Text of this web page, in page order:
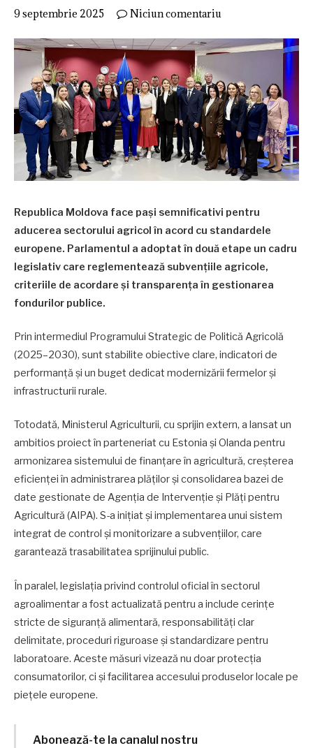
9 septembrie 2025 Niciun comentariu
Republica Moldova face pași semnificativi pentru
aducerea sectorului agricol în acord cu standardele
europene. Parlamentul a adoptat în două etape un cadru
legislativ care reglementează subvențiile agricole,
criteriile de acordare și transparența în gestionarea
fondurilor publice.
Prin intermediul Programului Strategic de Politică Agricolă
(2025–2030), sunt stabilite obiective clare, indicatori de
performanță și un buget dedicat modernizării fermelor și
infrastructurii rurale.
Totodată, Ministerul Agriculturii, cu sprijin extern, a lansat un
ambitios proiect în parteneriat cu Estonia și Olanda pentru
armonizarea sistemului de finanțare în agricultură, creșterea
eficienței în administrarea plăților și consolidarea bazei de
date gestionate de Agenția de Intervenție și Plăți pentru
Agricultură (AIPA). S-a inițiat și implementarea unui sistem
integrat de control și monitorizare a subvențiilor, care
garantează trasabilitatea sprijinului public.
În paralel, legislația privind controlul oficial în sectorul
agroalimentar a fost actualizată pentru a include cerințe
stricte de siguranță alimentară, responsabilități clar
delimitate, proceduri riguroase și standardizare pentru
laboratoare. Aceste măsuri vizează nu doar protecția
consumatorilor, ci și facilitarea accesului produselor locale pe
piețele europene.
Abonează-te la canalul nostru